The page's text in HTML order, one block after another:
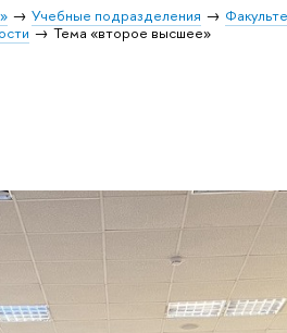
Учебные подразделения
Тема «второе высшее»